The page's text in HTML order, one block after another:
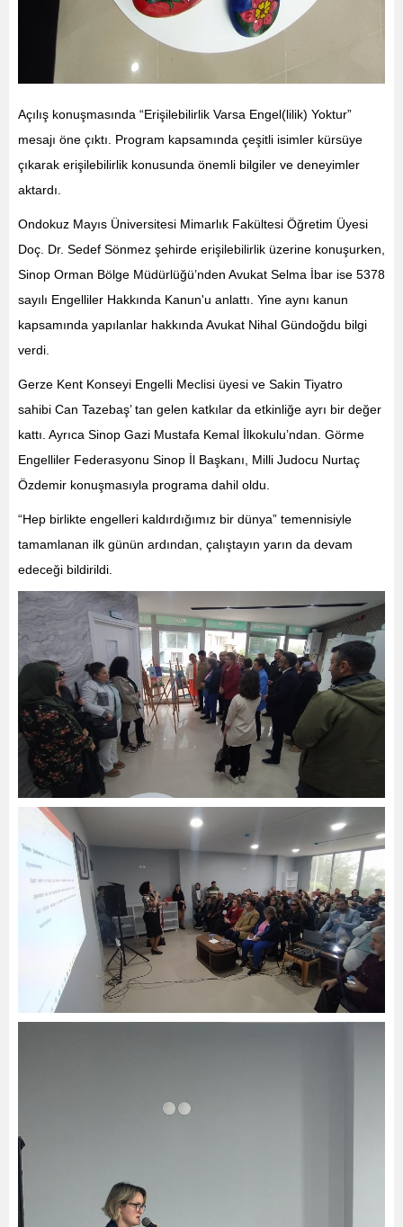
Açılış konuşmasında “Erişilebilirlik Varsa Engel(lilik) Yoktur”
mesajı öne çıktı. Program kapsamında çeşitli isimler kürsüye
çıkarak erişilebilirlik konusunda önemli bilgiler ve deneyimler
aktardı.
Ondokuz Mayıs Üniversitesi Mimarlık Fakültesi Öğretim Üyesi
Doç. Dr. Sedef Sönmez şehirde erişilebilirlik üzerine konuşurken,
Sinop Orman Bölge Müdürlüğü’nden Avukat Selma İbar ise 5378
sayılı Engelliler Hakkında Kanun'u anlattı. Yine aynı kanun
kapsamında yapılanlar hakkında Avukat Nihal Gündoğdu bilgi
verdi.
Gerze Kent Konseyi Engelli Meclisi üyesi ve Sakin Tiyatro
sahibi Can Tazebaş’ tan gelen katkılar da etkinliğe ayrı bir değer
kattı. Ayrıca Sinop Gazi Mustafa Kemal İlkokulu’ndan. Görme
Engelliler Federasyonu Sinop İl Başkanı, Milli Judocu Nurtaç
Özdemir konuşmasıyla programa dahil oldu.
“Hep birlikte engelleri kaldırdığımız bir dünya” temennisiyle
tamamlanan ilk günün ardından, çalıştayın yarın da devam
edeceği bildirildi.